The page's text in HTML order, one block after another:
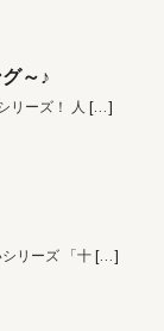
～♪
リーズ！ 人 […]
リーズ 「十 […]